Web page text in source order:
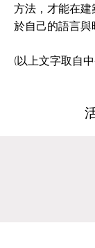
方法，才能在
於自己的語言與
(以上文字取自